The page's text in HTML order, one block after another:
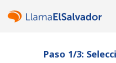
Paso 1/3: